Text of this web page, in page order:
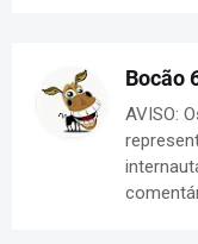
Bocão
AVISO: